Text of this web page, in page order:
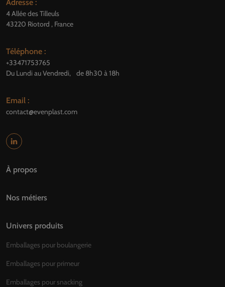
Adresse :
4 Allée des Tilleuls
43220 Riotord , France
Téléphone :
+33471753765
Du Lundi au Vendredi, de 8h30 à 18h
Email :
contact@evenplast.com
À propos
Nos métiers
Univers produits
Emballages pour boulangerie
Emballages pour primeur
Emballages pour snacking